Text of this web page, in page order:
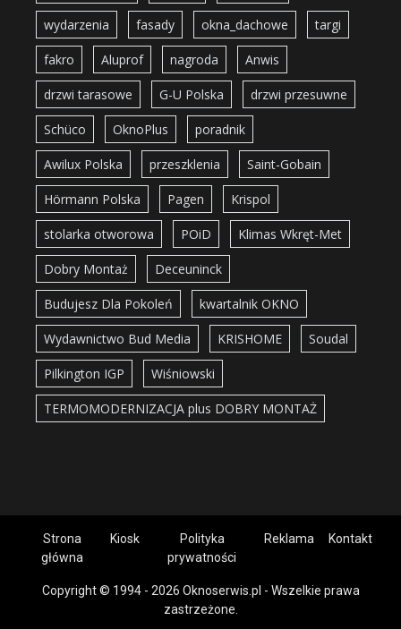
wydarzenia fasady okna_dachowe targi
fakro Aluprof nagroda Anwis
drzwi tarasowe G-U Polska drzwi przesuwne
Schüco OknoPlus poradnik
Awilux Polska przeszklenia Saint-Gobain
Hörmann Polska Pagen Krispol
stolarka otworowa POiD Klimas Wkręt-Met
Dobry Montaż Deceuninck
Budujesz Dla Pokoleń kwartalnik OKNO
Wydawnictwo Bud Media KRISHOME Soudal
Pilkington IGP Wiśniowski
TERMOMODERNIZACJA plus DOBRY MONTAŻ
Strona
główna
Kiosk
Polityka
prywatności
Reklama Kontakt
Copyright © 1994 - 2026 Oknoserwis.pl - Wszelkie prawa
zastrzeżone.